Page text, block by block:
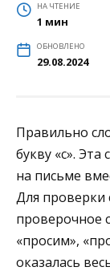
НА ЧТЕНИЕ
1 мин
ОБНОВЛЕНО
29.08.2024
Правильно
букву «с». Эта
на письме
Для проверки
проверочное
«просим»,
оказалась